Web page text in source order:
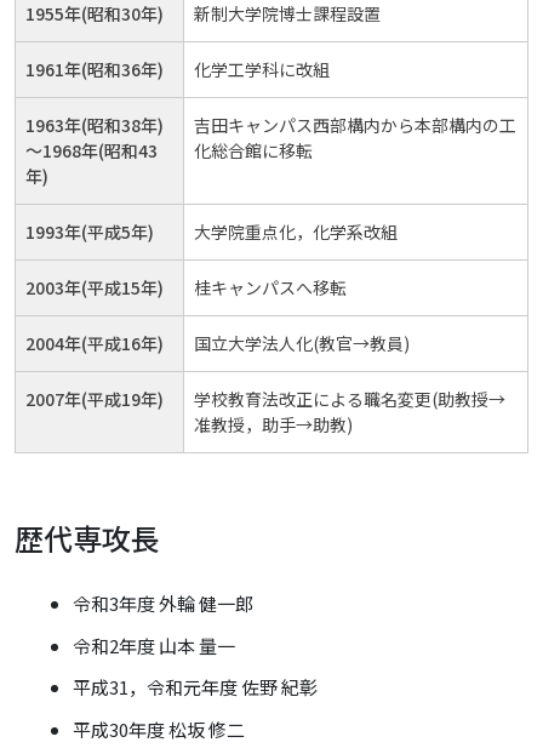
1955年(昭和30年) 新制大学院博士課程設置
1961年(昭和36年) 化学工学科に改組
1963年(昭和38年)
～1968年(昭和43
年)
吉田キャンパス西部構内から本部構内の工
化総合館に移転
1993年(平成5年) 大学院重点化，化学系改組
2003年(平成15年) 桂キャンパスへ移転
2004年(平成16年) 国立大学法人化(教官→教員)
2007年(平成19年)
学校教育法改正による職名変更(助教授→
准教授，助手→助教)
歴代専攻長
令和3年度 外輪 健一郎
令和2年度 山本 量一
平成31，令和元年度 佐野 紀彰
平成30年度 松坂 修二